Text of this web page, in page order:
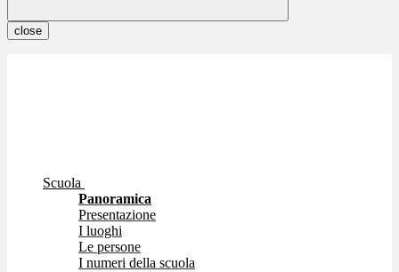
close
Scuola
Panoramica
Presentazione
I luoghi
Le persone
I numeri della scuola